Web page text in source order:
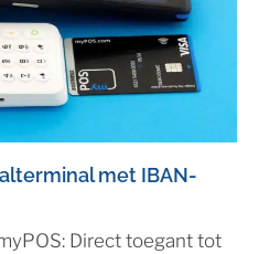
met IBAN-
Direct toegant tot